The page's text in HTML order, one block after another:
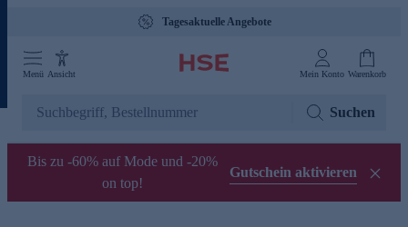
Tagesaktuelle Angebote
Menü Ansicht Mein Konto Warenkorb
Suchen
Bis zu -60% auf Mode und -20%
on top!
Gutschein aktivieren